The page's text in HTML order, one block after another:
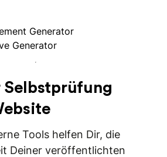
Generator
Generator
Selbstprüfung
Tools helfen Dir, die
Deiner veröffentlichten